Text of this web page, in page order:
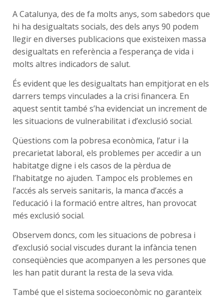
A Catalunya, des de fa molts anys, som sabedors que
hi ha desigualtats socials, des dels anys 90 podem
llegir en diverses publicacions que existeixen massa
desigualtats en referència a l’esperança de vida i
molts altres indicadors de salut.
És evident que les desigualtats han empitjorat en els
darrers temps vinculades a la crisi financera. En
aquest sentit també s’ha evidenciat un increment de
les situacions de vulnerabilitat i d’exclusió social.
Qüestions com la pobresa econòmica, l’atur i la
precarietat laboral, els problemes per accedir a un
habitatge digne i els casos de la pèrdua de
l’habitatge no ajuden. Tampoc els problemes en
l’accés als serveis sanitaris, la manca d’accés a
l’educació i la formació entre altres, han provocat
més exclusió social.
Observem doncs, com les situacions de pobresa i
d’exclusió social viscudes durant la infància tenen
conseqüències que acompanyen a les persones que
les han patit durant la resta de la seva vida.
També que el sistema socioeconòmic no garanteix